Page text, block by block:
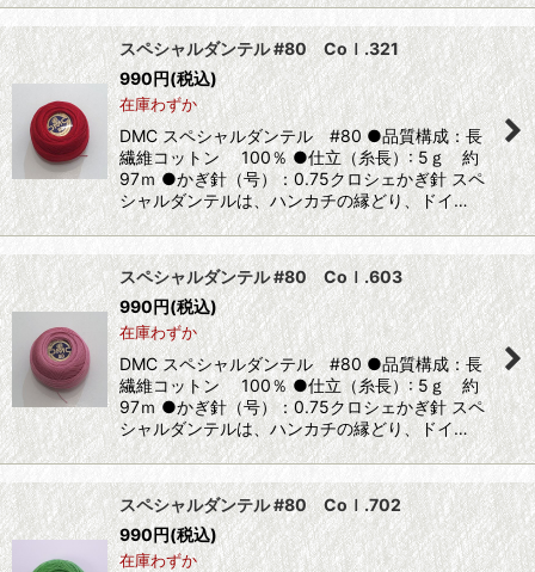
スペシャルダンテル #80 Coｌ.321
990円(税込)
在庫わずか
DMC スペシャルダンテル #80 ●品質構成：長
繊維コットン 100％ ●仕立（糸長）: 5ｇ 約
97ｍ ●かぎ針（号）：0.75クロシェかぎ針 スペ
シャルダンテルは、ハンカチの縁どり、ドイ…
スペシャルダンテル #80 Coｌ.603
990円(税込)
在庫わずか
DMC スペシャルダンテル #80 ●品質構成：長
繊維コットン 100％ ●仕立（糸長）: 5ｇ 約
97ｍ ●かぎ針（号）：0.75クロシェかぎ針 スペ
シャルダンテルは、ハンカチの縁どり、ドイ…
スペシャルダンテル #80 Coｌ.702
990円(税込)
在庫わずか